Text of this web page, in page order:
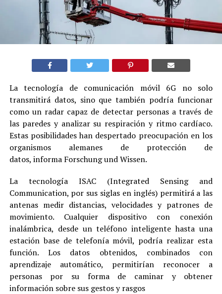
La tecnología de comunicación móvil 6G no solo
transmitirá datos, sino que también podría funcionar
como un radar capaz de detectar personas a través de
las paredes y analizar su respiración y ritmo cardíaco.
Estas posibilidades han despertado preocupación en los
organismos alemanes de protección de
datos, informa Forschung und Wissen.
La tecnología ISAC (Integrated Sensing and
Communication, por sus siglas en inglés) permitirá a las
antenas medir distancias, velocidades y patrones de
movimiento. Cualquier dispositivo con conexión
inalámbrica, desde un teléfono inteligente hasta una
estación base de telefonía móvil, podría realizar esta
función. Los datos obtenidos, combinados con
aprendizaje automático, permitirían reconocer a
personas por su forma de caminar y obtener
información sobre sus gestos y rasgos